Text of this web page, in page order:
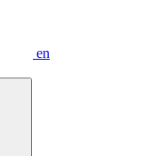
en